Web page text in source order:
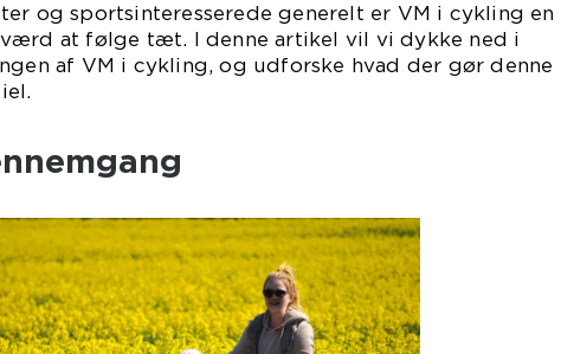
og sportsinteresserede generelt er VM i cykling en
at følge tæt. I denne artikel vil vi dykke ned i
af VM i cykling, og udforske hvad der gør denne